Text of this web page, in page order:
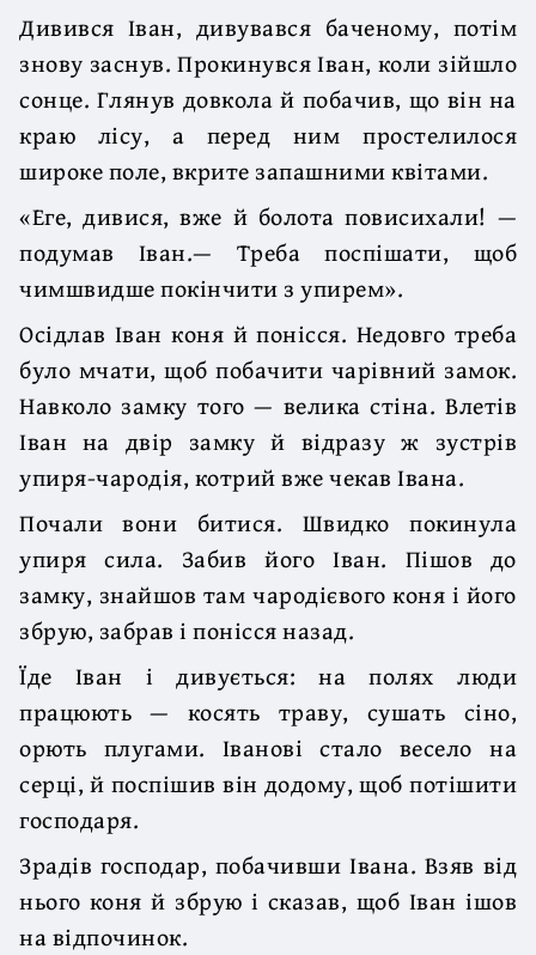
Дивився Іван, дивувався баченому, потім
знову заснув. Прокинувся Іван, коли зійшло
сонце. Глянув довкола й побачив, що він на
краю лісу, а перед ним простелилося
широке поле, вкрите запашними квітами.
«Еге, дивися, вже й болота повисихали! —
подумав Іван.— Треба поспішати, щоб
чимшвидше покінчити з упирем».
Осідлав Іван коня й понісся. Недовго треба
було мчати, щоб побачити чарівний замок.
Навколо замку того — велика стіна. Влетів
Іван на двір замку й відразу ж зустрів
упиря-чародія, котрий вже чекав Івана.
Почали вони битися. Швидко покинула
упиря сила. Забив його Іван. Пішов до
замку, знайшов там чародієвого коня і його
збрую, забрав і понісся назад.
Їде Іван і дивується: на полях люди
працюють — косять траву, сушать сіно,
орють плугами. Іванові стало весело на
серці, й поспішив він додому, щоб потішити
господаря.
Зрадів господар, побачивши Івана. Взяв від
нього коня й збрую і сказав, щоб Іван ішов
на відпочинок.